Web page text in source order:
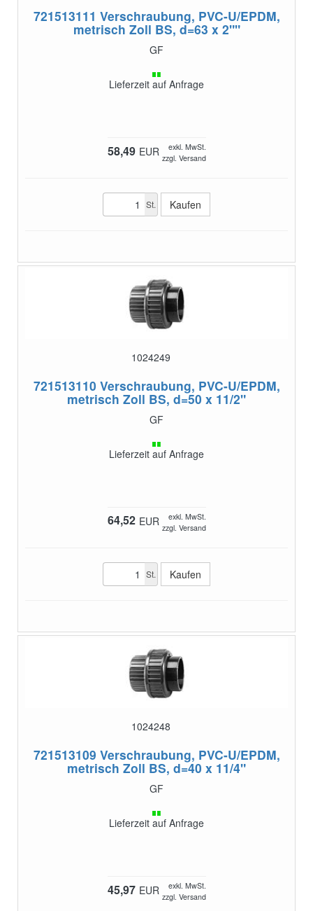
721513111 Verschraubung, PVC-U/EPDM,
metrisch Zoll BS, d=63 x 2""
GF
Lieferzeit auf Anfrage
58,49 EUR
exkl. MwSt.
zzgl. Versand
St.
1024249
721513110 Verschraubung, PVC-U/EPDM,
metrisch Zoll BS, d=50 x 11/2"
GF
Lieferzeit auf Anfrage
64,52 EUR
exkl. MwSt.
zzgl. Versand
St.
1024248
721513109 Verschraubung, PVC-U/EPDM,
metrisch Zoll BS, d=40 x 11/4"
GF
Lieferzeit auf Anfrage
45,97 EUR
exkl. MwSt.
zzgl. Versand